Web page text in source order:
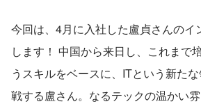
今回は、4月に入社した盧貞さんのイ
します！ 中国から来日し、これまで
うスキルをベースに、ITという新た
戦する盧さん。なるテックの温かい